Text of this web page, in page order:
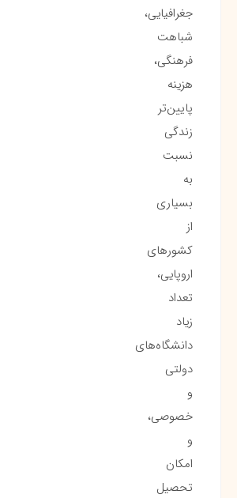
جغرافیایی،
شباهت
فرهنگی،
هزینه
پایین‌تر
زندگی
نسبت
به
بسیاری
از
کشورهای
اروپایی،
تعداد
زیاد
دانشگاه‌های
دولتی
و
خصوصی،
و
امکان
تحصیل